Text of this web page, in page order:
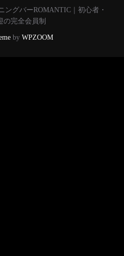
ングバーROMANTIC｜初心者・
の完全会員制
by WPZOOM